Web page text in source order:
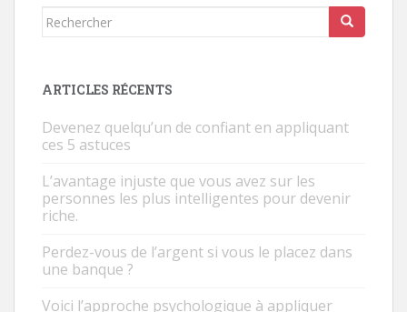
Rechercher...
ARTICLES RÉCENTS
Devenez quelqu’un de confiant en appliquant
ces 5 astuces
L’avantage injuste que vous avez sur les
personnes les plus intelligentes pour devenir
riche.
Perdez-vous de l’argent si vous le placez dans
une banque ?
Voici l’approche psychologique à appliquer